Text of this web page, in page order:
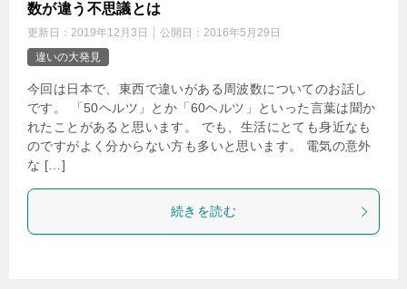
数が違う不思議とは
更新日： 2019年12月3日 公開日： 2016年5月29日
違いの大発見
今回は日本で、東西で違いがある周波数についてのお話し
です。 「50ヘルツ」とか「60ヘルツ」といった言葉は聞か
れたことがあると思います。 でも、生活にとても身近なも
のですがよく分からない方も多いと思います。 電気の意外
な […]
続きを読む